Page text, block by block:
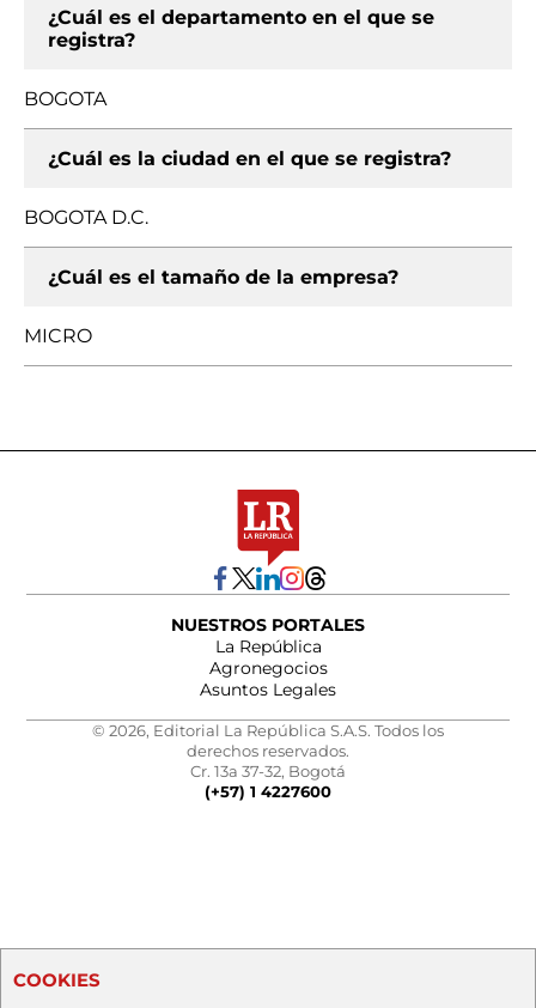
¿Cuál es el departamento en el que se
registra?
BOGOTA
¿Cuál es la ciudad en el que se registra?
BOGOTA D.C.
¿Cuál es el tamaño de la empresa?
MICRO
NUESTROS PORTALES
La República
Agronegocios
Asuntos Legales
© 2026, Editorial La República S.A.S. Todos los
derechos reservados.
Cr. 13a 37-32, Bogotá
(+57) 1 4227600
COOKIES